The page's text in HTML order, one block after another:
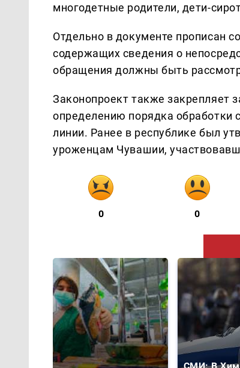
многодетные родители, дети-
Отдельно в документе прописан
содержащих сведения о
обращения должны быть
Законопроект также закрепляет
определению порядка обработки
линии. Ранее в республике был
уроженцам Чувашии,
0 0